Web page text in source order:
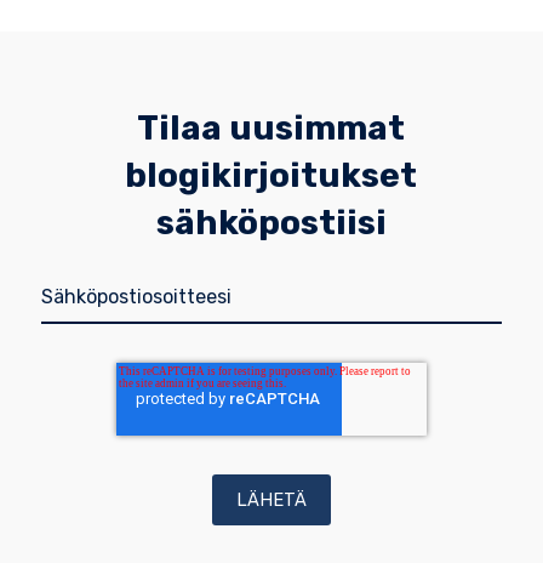
Tilaa uusimmat
blogikirjoitukset
sähköpostiisi